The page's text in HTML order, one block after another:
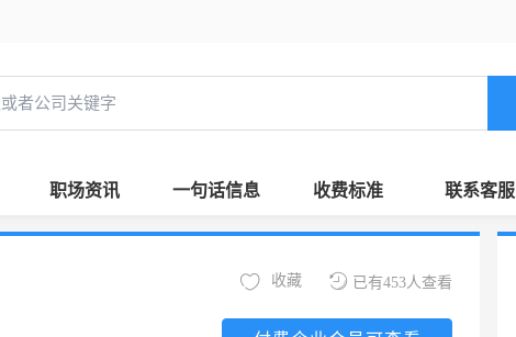
职场资讯 一句话信息 收费标准 联系客服
已有453人查看
收藏